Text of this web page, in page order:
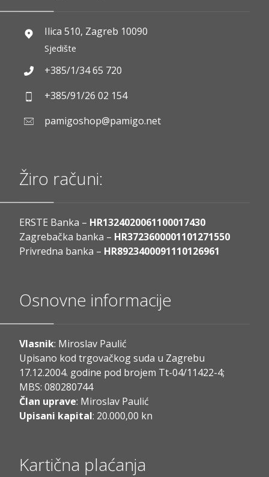
Ilica 510, Zagreb 10090
Sjedište
+385/1/34 65 720
+385/91/26 02 154
pamigoshop@pamigo.net
Žiro računi:
ERSTE Banka – HR1324020061100017430
Zagrebačka banka – HR3723600001101271550
Privredna banka – HR8923400091110126961
Osnovne informacije
Vlasnik: Miroslav Paulić
Upisano kod trgovačkog suda u Zagrebu
17.12.2004. godine pod brojem Tt-04/11422-4;
MBS: 080280744
Član uprave: Miroslav Paulić
Upisani kapital: 20.000,00 kn
Kartična plaćanja